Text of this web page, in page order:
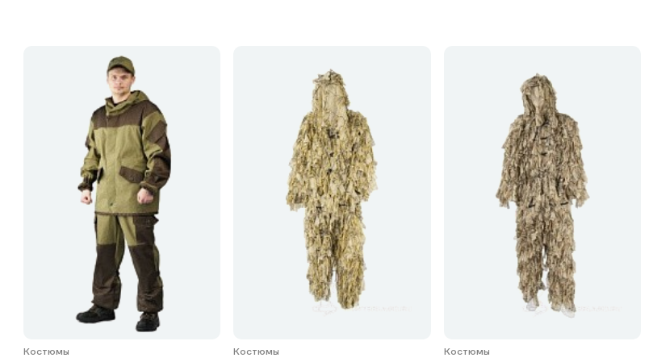
Костюмы Костюмы Костюмы